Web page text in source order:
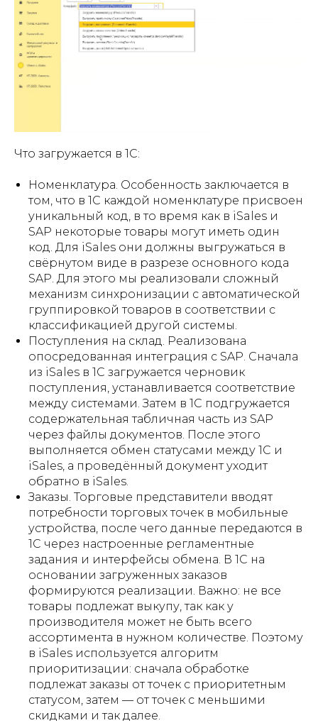
Что загружается в 1С:
Номенклатура. Особенность заключается в
том, что в 1С каждой номенклатуре присвоен
уникальный код, в то время как в iSales и
SAP некоторые товары могут иметь один
код. Для iSales они должны выгружаться в
свёрнутом виде в разрезе основного кода
SAP. Для этого мы реализовали сложный
механизм синхронизации с автоматической
группировкой товаров в соответствии с
классификацией другой системы.
Поступления на склад. Реализована
опосредованная интеграция с SAP. Сначала
из iSales в 1С загружается черновик
поступления, устанавливается соответствие
между системами. Затем в 1С подгружается
содержательная табличная часть из SAP
через файлы документов. После этого
выполняется обмен статусами между 1С и
iSales, а проведённый документ уходит
обратно в iSales.
Заказы. Торговые представители вводят
потребности торговых точек в мобильные
устройства, после чего данные передаются в
1С через настроенные регламентные
задания и интерфейсы обмена. В 1С на
основании загруженных заказов
формируются реализации. Важно: не все
товары подлежат выкупу, так как у
производителя может не быть всего
ассортимента в нужном количестве. Поэтому
в iSales используется алгоритм
приоритизации: сначала обработке
подлежат заказы от точек с приоритетным
статусом, затем — от точек с меньшими
скидками и так далее.